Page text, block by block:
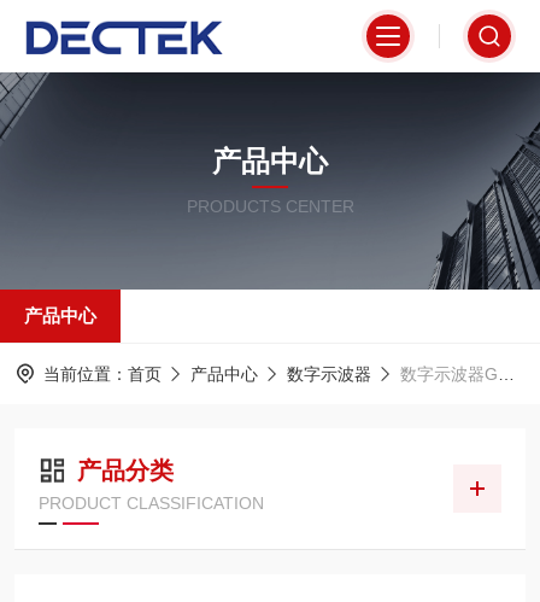
产品中心
PRODUCTS CENTER
产品中心
当前位置： 首页 产品中心 数字示波器 数字示波器GDS-2000A系列
产品分类
PRODUCT CLASSIFICATION